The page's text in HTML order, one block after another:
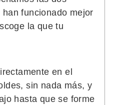
funcionado mejor
la que tu
en el
sin nada más, y
hasta que se forme